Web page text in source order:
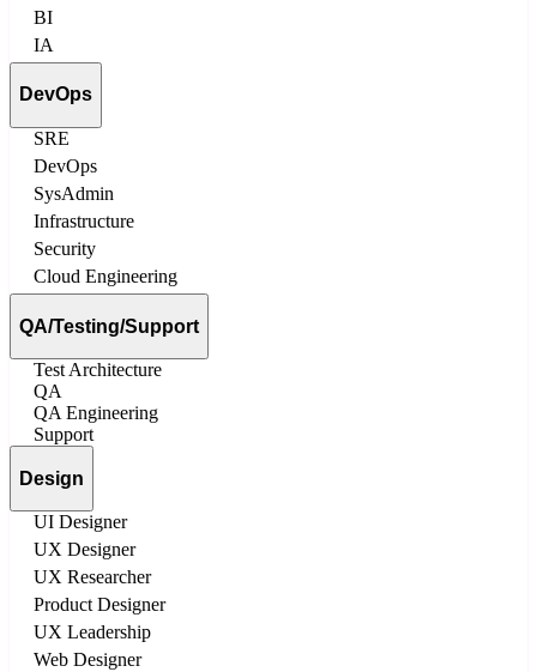
BI
IA
DevOps
SRE
DevOps
SysAdmin
Infrastructure
Security
Cloud Engineering
QA/Testing/Support
Test Architecture
QA
QA Engineering
Support
Design
UI Designer
UX Designer
UX Researcher
Product Designer
UX Leadership
Web Designer